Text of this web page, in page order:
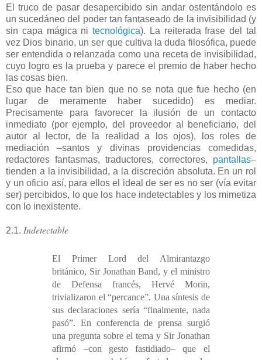
El truco de pasar desapercibido sin andar ostentándolo es
un sucedáneo del poder tan fantaseado de la invisibilidad (y
sin capa mágica nitecnológica). La reiterada frase del tal
vez Dios binario, un ser que cultiva la duda filosófica, puede
ser entendida o relanzada como una receta de invisibilidad,
cuyo logro es la prueba y parece el premio de haber hecho
las cosas bien.
Eso que hace tan bien que no se nota que fue hecho (en
lugar de meramente haber sucedido) es mediar.
Precisamente para favorecer la ilusión de un contacto
inmediato (por ejemplo, del proveedor al beneficiario, del
autor al lector, de la realidad a los ojos), los roles de
mediación –santos y divinas providencias comedidas,
redactores fantasmas, traductores, correctores, pantallas–
tienden a la invisibilidad, a la discreción absoluta. En un rol
y un oficio así, para ellos el ideal de ser es no ser (vía evitar
ser) percibidos, lo que los hace indetectables y los mimetiza
con lo inexistente.
2.1. Indetectable
El Primer Lord del Almirantazgo
británico, Sir Jonathan Band, y el ministro
de Defensa francés, Hervé Morin,
trivializaron el “percance”. Una síntesis de
sus declaraciones sería “finalmente, nada
pasó”. En conferencia de prensa surgió
una pregunta sobre el tema y Sir Jonathan
afirmó –con gesto fastidiado– que el